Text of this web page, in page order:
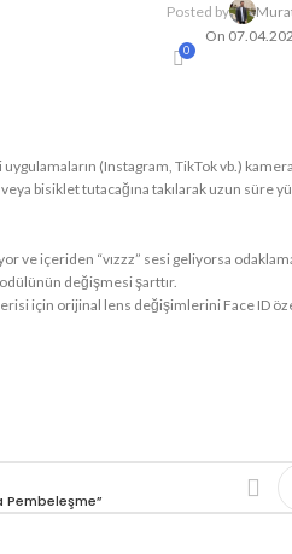
Posted by
On
0
uygulamaların (Instagram, TikTok vb.)
bisiklet tutacağına takılarak uzun süre
ve içeriden “vızzz” sesi geliyorsa
değişmesi şarttır.
için orijinal lens değişimlerini Face ID
Pembeleşme”